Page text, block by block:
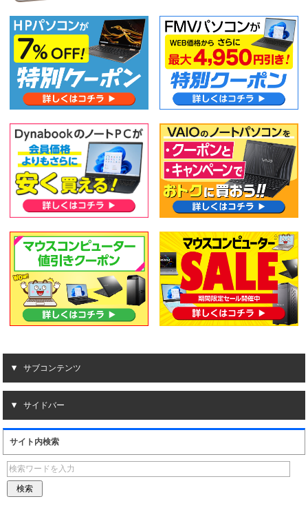
サブコンテンツ
サイドバー
サイト内検索